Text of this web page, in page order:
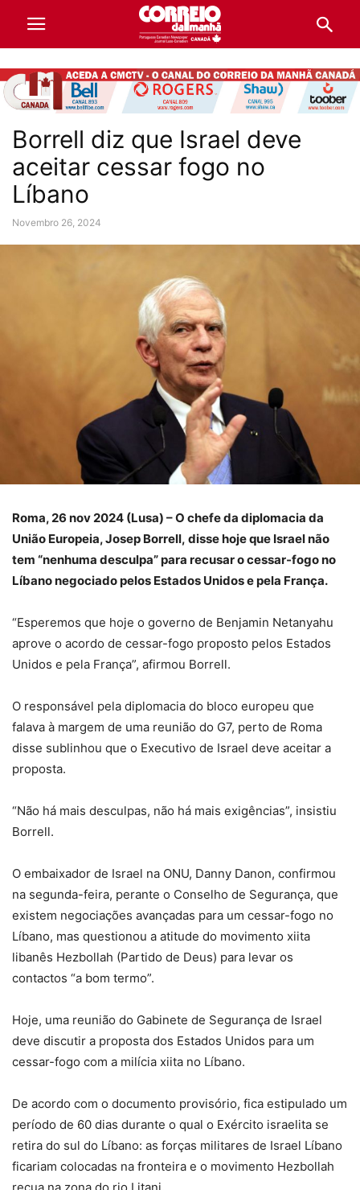
Borrell diz que Israel deve
aceitar cessar fogo no
Líbano
Novembro 26, 2024
Roma, 26 nov 2024 (Lusa) – O chefe da diplomacia da
União Europeia, Josep Borrell, disse hoje que Israel não
tem “nenhuma desculpa” para recusar o cessar-fogo no
Líbano negociado pelos Estados Unidos e pela França.
“Esperemos que hoje o governo de Benjamin Netanyahu
aprove o acordo de cessar-fogo proposto pelos Estados
Unidos e pela França”, afirmou Borrell.
O responsável pela diplomacia do bloco europeu que
falava à margem de uma reunião do G7, perto de Roma
disse sublinhou que o Executivo de Israel deve aceitar a
proposta.
“Não há mais desculpas, não há mais exigências”, insistiu
Borrell.
O embaixador de Israel na ONU, Danny Danon, confirmou
na segunda-feira, perante o Conselho de Segurança, que
existem negociações avançadas para um cessar-fogo no
Líbano, mas questionou a atitude do movimento xiita
libanês Hezbollah (Partido de Deus) para levar os
contactos “a bom termo”.
Hoje, uma reunião do Gabinete de Segurança de Israel
deve discutir a proposta dos Estados Unidos para um
cessar-fogo com a milícia xiita no Líbano.
De acordo com o documento provisório, fica estipulado um
período de 60 dias durante o qual o Exército israelita se
retira do sul do Líbano: as forças militares de Israel Líbano
ficariam colocadas na fronteira e o movimento Hezbollah